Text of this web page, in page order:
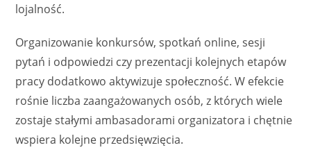
lojalność.
Organizowanie konkursów, spotkań online, sesji
pytań i odpowiedzi czy prezentacji kolejnych etapów
pracy dodatkowo aktywizuje społeczność. W efekcie
rośnie liczba zaangażowanych osób, z których wiele
zostaje stałymi ambasadorami organizatora i chętnie
wspiera kolejne przedsięwzięcia.